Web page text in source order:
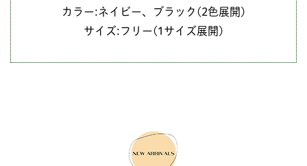
カラー:ネイビー、ブラック(2色展開)
サイズ:フリー(1サイズ展開)